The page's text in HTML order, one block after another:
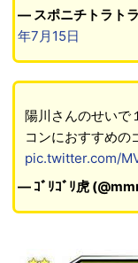
— スポニチトラト
年7月15日
陽川さんのせいで
コンにおすすめの
pic.twitter.com/
— ｺﾞﾘｺﾞﾘ虎